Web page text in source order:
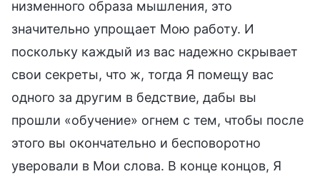
низменного образа мышления, это
значительно упрощает Мою работу. И
поскольку каждый из вас надежно скрывает
свои секреты, что ж, тогда Я помещу вас
одного за другим в бедствие, дабы вы
прошли «обучение» огнем с тем, чтобы после
этого вы окончательно и бесповоротно
уверовали в Мои слова. В конце концов, Я